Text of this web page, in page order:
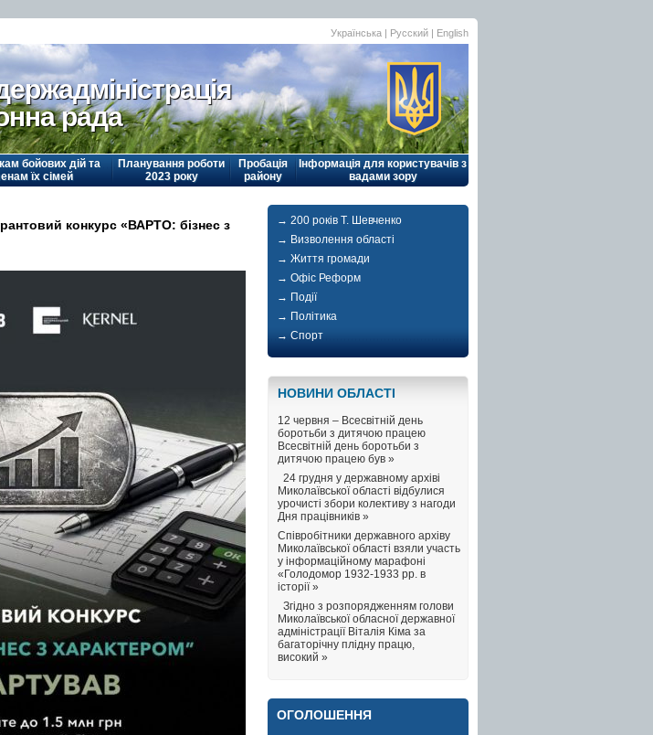
Українська | Русский | English
рада
бойових дій та
їх сімей
Планування роботи
2023 року
Пробація
району
Інформація для користувачів з
вадами зору
конкурс «ВАРТО: бізнес з
→ 200 років Т. Шевченко
→ Визволення області
→ Життя громади
→ Офіс Реформ
→ Події
→ Політика
→ Спорт
НОВИНИ ОБЛАСТI
12 червня – Всесвітній день
боротьби з дитячою працею
Всесвітній день боротьби з
дитячою працею був »
24 грудня у державному архіві
Миколаївської області відбулися
урочисті збори колективу з нагоди
Дня працівників »
Співробітники державного архіву
Миколаївської області взяли участь
у інформаційному марафоні
«Голодомор 1932-1933 рр. в
історії »
Згідно з розпорядженням голови
Миколаївської обласної державної
адміністрації Віталія Кіма за
багаторічну плідну працю,
високий »
ОГОЛОШЕННЯ